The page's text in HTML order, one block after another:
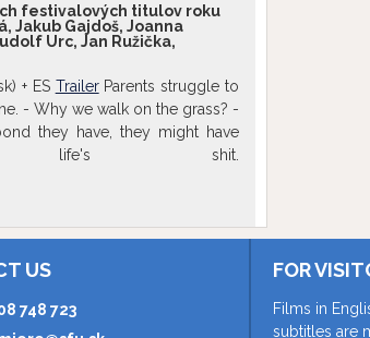
festivalových titulov roku
Jakub Gajdoš, Joanna
Urc, Jan Ružička,
+ ES TrailerParents struggle to
- Why we walk on the grass? -
they have, they might have
life's shit.
wear masks of Jesus Christ.
OV (no words) 39 Weeks, 6
US
748 723
FOR
Films in
subtitles are